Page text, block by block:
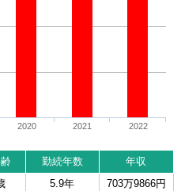
2020 2021 2022
勤続年数
年収
5.9年
703万9866円